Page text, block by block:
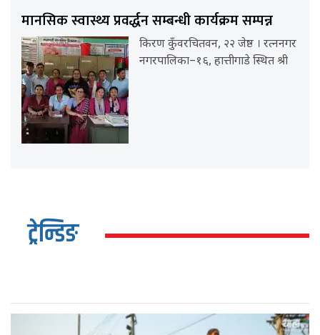
मानसिक स्वास्थ्य प्रवर्द्धन सम्बन्धी कार्यक्रम सम्पन्न
किरण कुँवरचितवन, २२ जेष्ठ । रत्ननगर
नगरपालिका–१६, हात्तीगाडे स्थित श्री
ट्रेन्डिङ